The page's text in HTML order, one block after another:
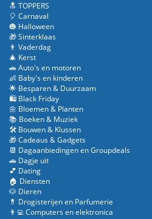
🔝 TOPPERS
🎈 Carnaval
🎃 Halloween
🎁 Sinterklaas
👨 Vaderdag
🎄 Kerst
🚗 Auto's en motoren
👶 Baby's en kinderen
🌟 Besparen & Duurzaam
🛍️ Black Friday
🌼 Bloemen & Planten
📚 Boeken & Muziek
🛠️ Bouwen & Klussen
🎁 Cadeaus & Gadgets
📆 Dagaanbiedingen en Groupdeals
🚗 Dagje uit
💕 Dating
🏠 Diensten
🐶 Dieren
💊 Drogisterijen en Parfumerie
👨‍💻 Computers en elektronica